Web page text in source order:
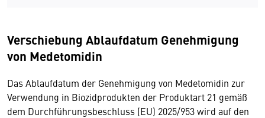
Verschiebung Ablaufdatum Genehmigung
von Medetomidin
Das Ablaufdatum der Genehmigung von Medetomidin zur
Verwendung in Biozidprodukten der Produktart 21 gemäß
dem Durchführungsbeschluss (EU) 2025/953 wird auf den